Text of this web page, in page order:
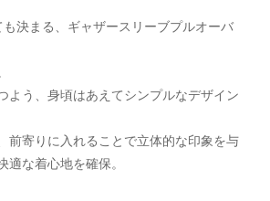
決まる、ギャザースリーブプルオーバ
よう、身頃はあえてシンプルなデザイン
前寄りに入れることで立体的な印象を与
適な着心地を確保。